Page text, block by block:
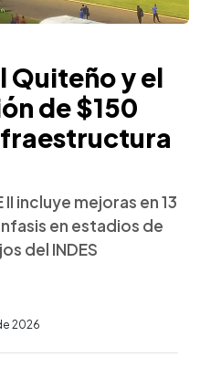
Quiteño y el
de $150
incluye mejoras en 13
en estadios de
del INDES
2026